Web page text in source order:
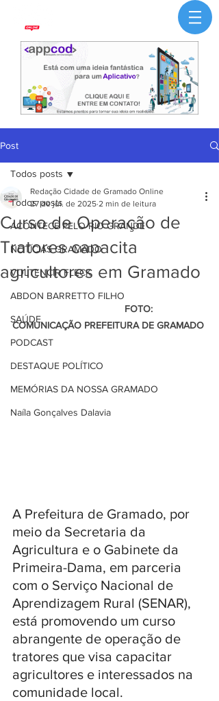
Post
Todos posts
ACONTECE PELO RIO GRANDE
NOTÍCIAS GRAMADO
VOLTENCIR FLECK
ABDON BARRETTO FILHO
SAÚDE
PODCAST
DESTAQUE POLÍTICO
MEMÓRIAS DA NOSSA GRAMADO
Naíla Gonçalves Dalavia
Todos posts
Curso de Operação de
Tratores capacita
agricultores em Gramado
Redação Cidade de Gramado Online
27 de jul. de 2025 2 min de leitura
COMUNICAÇÃO PREFEITURA DE GRAMADO
A Prefeitura de Gramado, por
meio da Secretaria da
Agricultura e o Gabinete da
Primeira-Dama, em parceria
com o Serviço Nacional de
Aprendizagem Rural (SENAR),
está promovendo um curso
abrangente de operação de
tratores que visa capacitar
agricultores e interessados na
comunidade local.